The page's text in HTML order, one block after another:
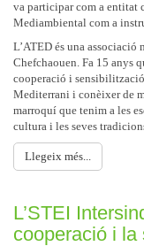
va participar com a entitat
Mediambiental com a
L’ATED és una
Chefchaouen. Fa 15 anys
cooperació i
Mediterrani i conèixer de
marroquí que tenim a les
cultura i les seves
Llegeix més...
L’STEI
cooperació i la